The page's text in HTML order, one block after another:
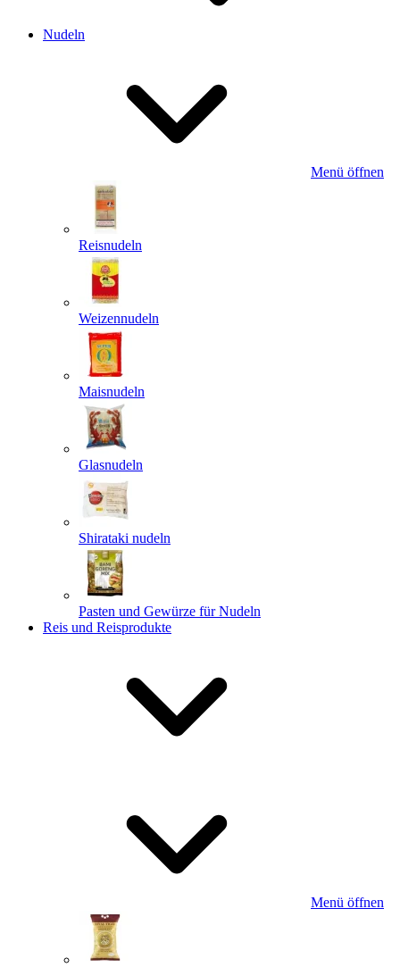
Nudeln
Menü öffnen
Reisnudeln
Weizennudeln
Maisnudeln
Glasnudeln
Shirataki nudeln
Pasten und Gewürze für Nudeln
Reis und Reisprodukte
Menü öffnen